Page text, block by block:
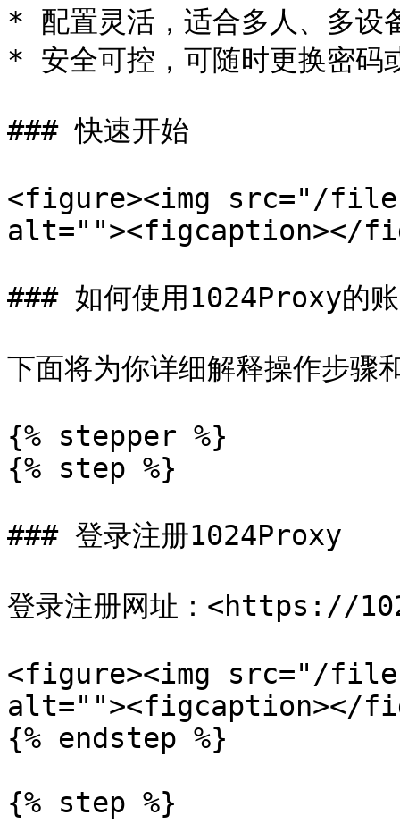
* 配置灵活，适合多人、多设
* 安全可控，可随时更换密码
### 快速开始
<figure><img src="/
alt=""><figcaption></
### 如何使用1024Proxy的
下面将为你详细解释操作步骤
{% stepper %}
{% step %}
### 登录注册1024Proxy
登录注册网址：<https://
<figure><img src="/files/
alt=""><figcaption></
{% endstep %}
{% step %}